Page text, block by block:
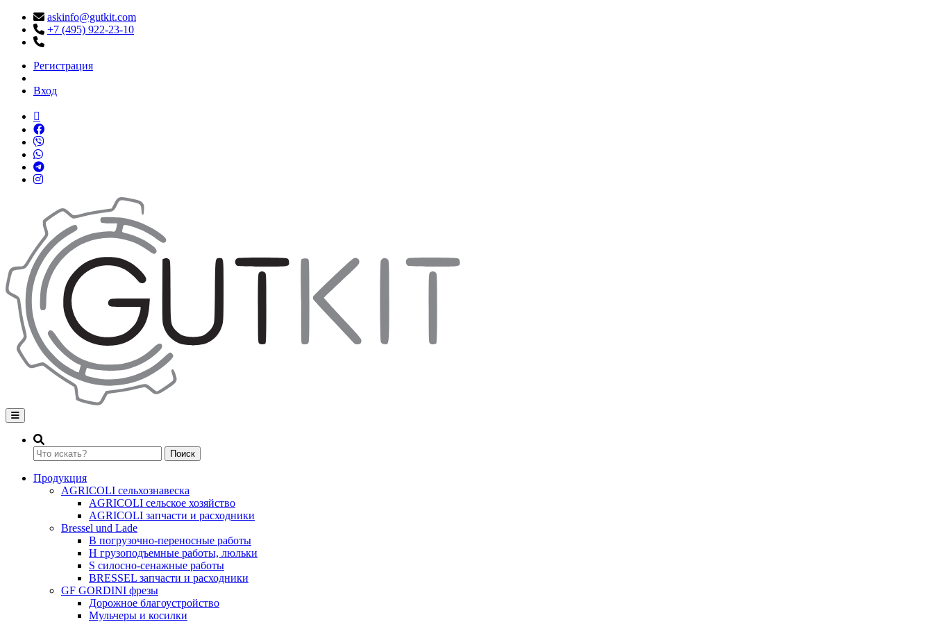
askinfo@gutkit.com
+7 (495) 922-23-10
Регистрация
Вход
Переключение навигации
Поиск
Продукция
AGRICOLI сельхознавеска
AGRICOLI сельское хозяйство
AGRICOLI запчасти и расходники
Bressel und Lade
B погрузочно-переносные работы
H грузоподъемные работы, люльки
S силосно-сенажные работы
BRESSEL запчасти и расходники
GF GORDINI фрезы
Дорожное благоустройство
Мульчеры и косилки